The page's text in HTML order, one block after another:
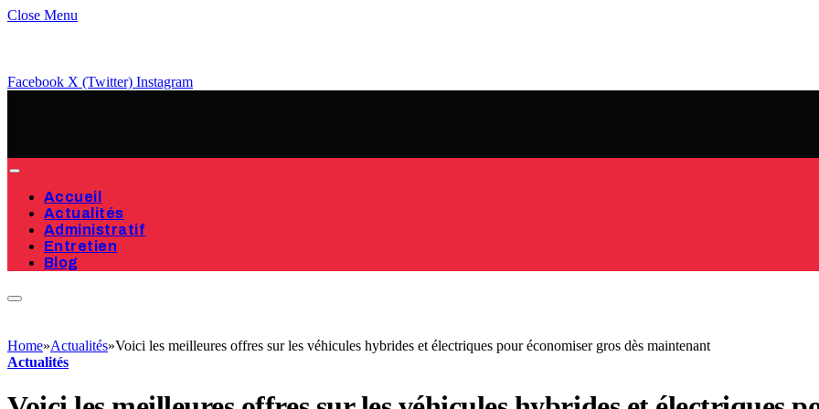
Close Menu
Facebook X (Twitter) Instagram
Accueil
Actualités
Administratif
Entretien
Blog
Home»Actualités»Voici les meilleures offres sur les véhicules hybrides et électriques pour économiser gros dès maintenant
Actualités